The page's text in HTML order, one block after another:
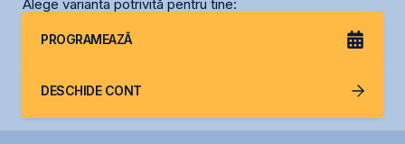
Alege varianta potrivită pentru tine:
PROGRAMEAZĂ
DESCHIDE CONT